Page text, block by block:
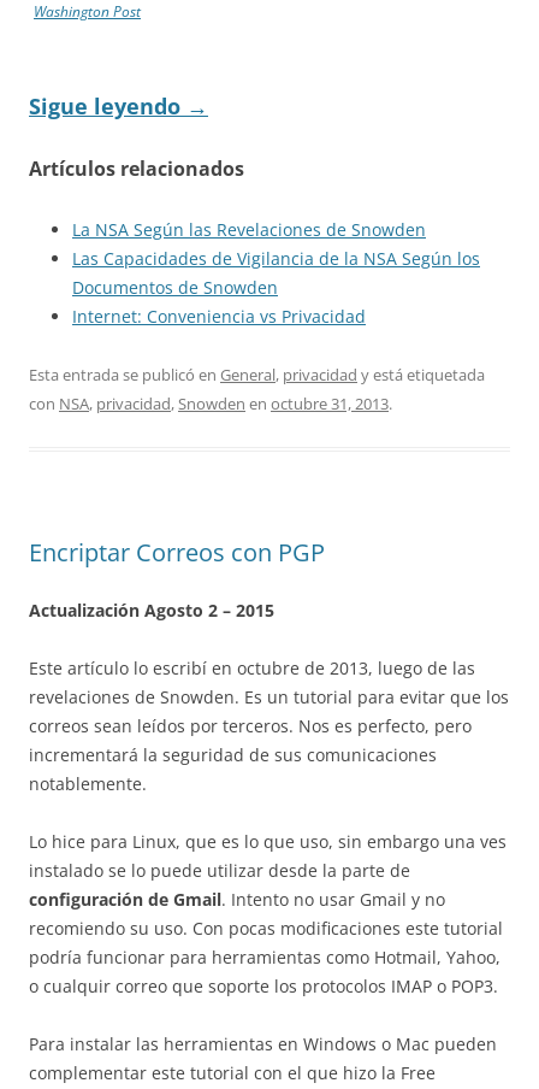
Washington Post
Sigue leyendo →
Artículos relacionados
La NSA Según las Revelaciones de Snowden
Las Capacidades de Vigilancia de la NSA Según los
Documentos de Snowden
Internet: Conveniencia vs Privacidad
Esta entrada se publicó en General, privacidad y está etiquetada
con NSA, privacidad,Snowden en octubre 31, 2013.
Encriptar Correos con PGP
Actualización Agosto 2 – 2015
Este artículo lo escribí en octubre de 2013, luego de las
revelaciones de Snowden. Es un tutorial para evitar que los
correos sean leídos por terceros. Nos es perfecto, pero
incrementará la seguridad de sus comunicaciones
notablemente.
Lo hice para Linux, que es lo que uso, sin embargo una ves
instalado se lo puede utilizar desde la parte de
configuración de Gmail. Intento no usar Gmail y no
recomiendo su uso. Con pocas modificaciones este tutorial
podría funcionar para herramientas como Hotmail, Yahoo,
o cualquir correo que soporte los protocolos IMAP o POP3.
Para instalar las herramientas en Windows o Mac pueden
complementar este tutorial con el que hizo la Free